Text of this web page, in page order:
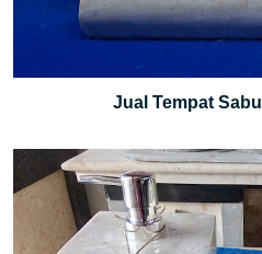
Jual Tempat